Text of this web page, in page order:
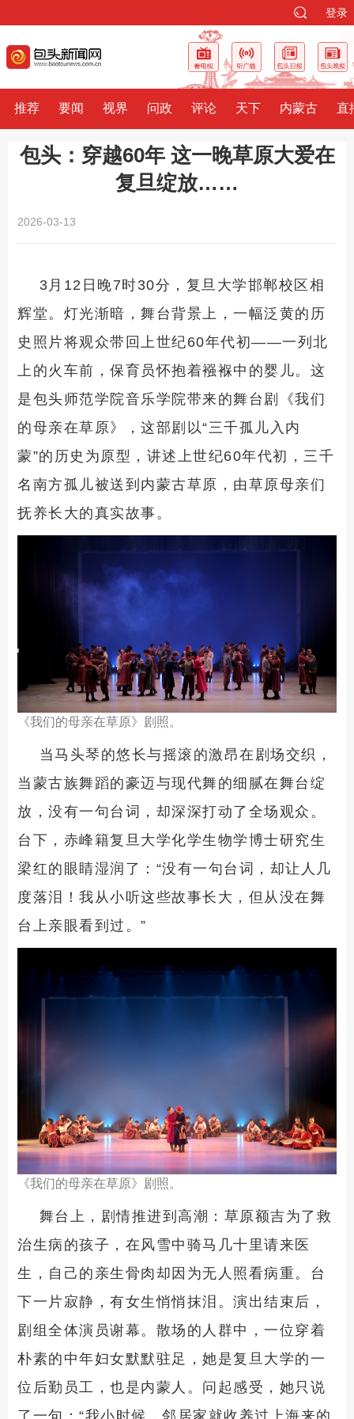
登录
推荐 要闻 视界 问政 评论 天下 内蒙古 直
包头：穿越60年 这一晚草原大爱在
复旦绽放……
2026-03-13
3月12日晚7时30分，复旦大学邯郸校区相
辉堂。灯光渐暗，舞台背景上，一幅泛黄的历
史照片将观众带回上世纪60年代初——一列北
上的火车前，保育员怀抱着襁褓中的婴儿。这
是包头师范学院音乐学院带来的舞台剧《我们
的母亲在草原》，这部剧以“三千孤儿入内
蒙”的历史为原型，讲述上世纪60年代初，三千
名南方孤儿被送到内蒙古草原，由草原母亲们
抚养长大的真实故事。
《我们的母亲在草原》剧照。
当马头琴的悠长与摇滚的激昂在剧场交织，
当蒙古族舞蹈的豪迈与现代舞的细腻在舞台绽
放，没有一句台词，却深深打动了全场观众。
台下，赤峰籍复旦大学化学生物学博士研究生
梁红的眼睛湿润了：“没有一句台词，却让人几
度落泪！我从小听这些故事长大，但从没在舞
台上亲眼看到过。”
《我们的母亲在草原》剧照。
舞台上，剧情推进到高潮：草原额吉为了救
治生病的孩子，在风雪中骑马几十里请来医
生，自己的亲生骨肉却因为无人照看病重。台
下一片寂静，有女生悄悄抹泪。演出结束后，
剧组全体演员谢幕。散场的人群中，一位穿着
朴素的中年妇女默默驻足，她是复旦大学的一
位后勤员工，也是内蒙人。问起感受，她只说
了一句：“我小时候，邻居家就收养过上海来的